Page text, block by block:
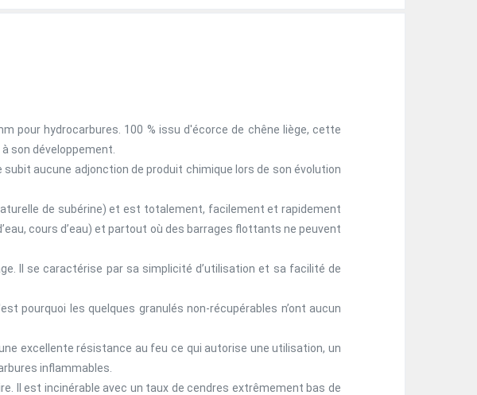
pour hydrocarbures. 100 % issu d'écorce de chêne liège, cette
son développement.
subit aucune adjonction de produit chimique lors de son évolution
de subérine) et est totalement, facilement et rapidement
cours d’eau) et partout où des barrages flottants ne peuvent
Il se caractérise par sa simplicité d’utilisation et sa facilité de
pourquoi les quelques granulés non-récupérables n’ont aucun
excellente résistance au feu ce qui autorise une utilisation, un
inflammables.
Il est incinérable avec un taux de cendres extrêmement bas de